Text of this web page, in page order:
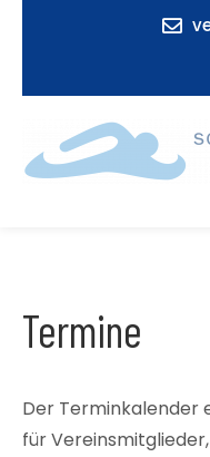
Termine
Der Terminkalender
für